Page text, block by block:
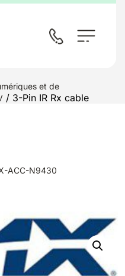
et de
/ 3-Pin IR Rx cable
ACC-N9430